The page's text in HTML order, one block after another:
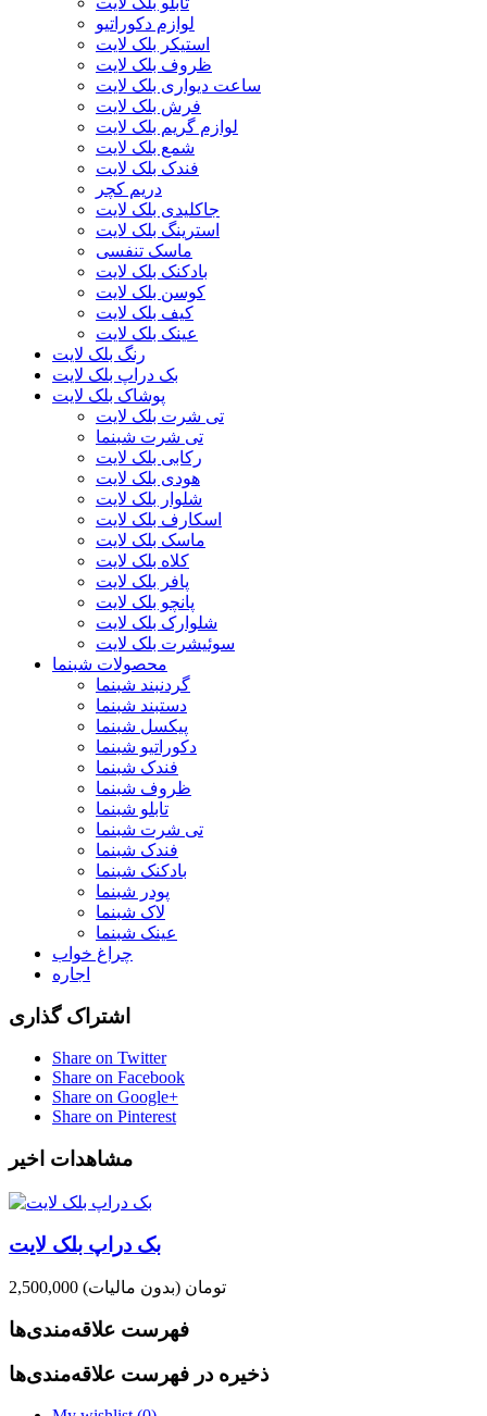
لوازم دکوراتیو
استیکر بلک لایت
ظروف بلک لایت
ساعت دیواری بلک لایت
فرش بلک لایت
لوازم گریم بلک لایت
شمع بلک لایت
فندک بلک لایت
دریم کچر
جاکلیدی بلک لایت
استرینگ بلک لایت
ماسک تنفسی
بادکنک بلک لایت
کوسن بلک لایت
کیف بلک لایت
عینک بلک لایت
رنگ بلک لایت
بک دراپ بلک لایت
پوشاک بلک لایت
تی شرت بلک لایت
تی شرت شبنما
رکابی بلک لایت
هودی بلک لایت
شلوار بلک لایت
اسکارف بلک لایت
ماسک بلک لایت
کلاه بلک لایت
پافر بلک لایت
پانچو بلک لایت
شلوارک بلک لایت
سوئیشرت بلک لایت
محصولات شبنما
گردنبند شبنما
دستبند شبنما
پیکسل شبنما
دکوراتیو شبنما
فندک شبنما
ظروف شبنما
تابلو شبنما
تی شرت شبنما
فندک شبنما
بادکنک شبنما
پودر شبنما
لاک شبنما
عینک شبنما
چراغ خواب
اجاره
اشتراک گذاری
Share on Twitter
Share on Facebook
Share on Google+
Share on Pinterest
مشاهدات اخیر
بک دراپ بلک لایت
2,500,000 تومان (بدون مالیات)
فهرست علاقه‌مندی‌ها
ذخیره در فهرست علاقه‌مندی‌ها